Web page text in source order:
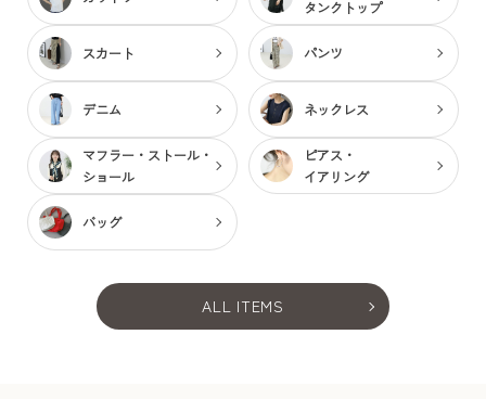
タンクトップ
スカート パンツ
デニム ネックレス
マフラー・ストール・
ショール
ピアス・
イアリング
バッグ
ALL ITEMS